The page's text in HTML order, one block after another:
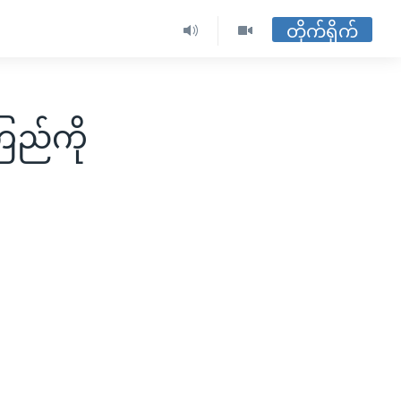
တိုက်ရိုက်
ြည်ကို